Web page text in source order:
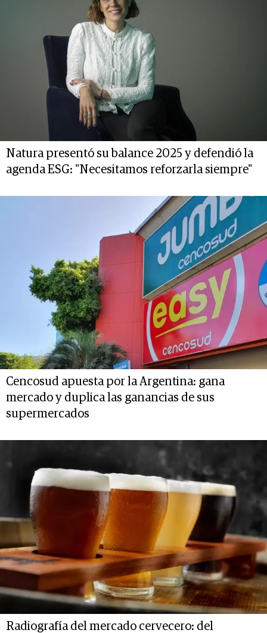
Natura presentó su balance 2025 y defendió la
agenda ESG: "Necesitamos reforzarla siempre"
Cencosud apuesta por la Argentina: gana
mercado y duplica las ganancias de sus
supermercados
Radiografía del mercado cervecero: del